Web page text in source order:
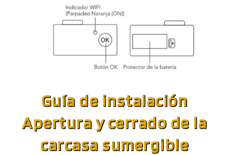
Guía de instalación
Apertura y cerrado de la
carcasa sumergible